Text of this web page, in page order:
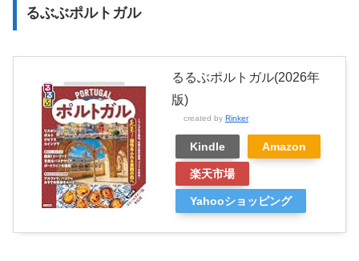
るぶぶポルトガル
るるぶポルトガル(2026年
版)
created by Rinker
Kindle Amazon
楽天市場
Yahooショッピング